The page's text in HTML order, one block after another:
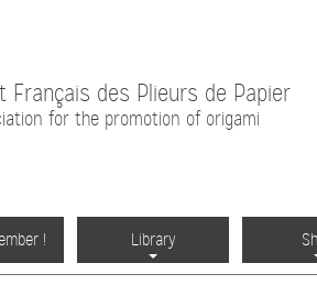
Français des Plieurs de Papier
for the promotion of origami
! Library